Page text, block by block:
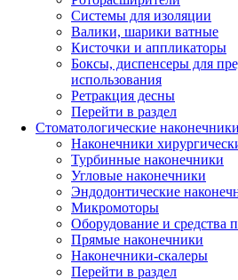
Системы для изоляции
Валики, шарики ватные
Кисточки и аппликаторы
Боксы, диспенсеры для
использования
Ретракция десны
Перейти в раздел
Стоматологические наконечники
Наконечники
Турбинные наконечники
Угловые наконечники
Эндодонтические
Микромоторы
Оборудование и средства
Прямые наконечники
Наконечники-скалеры
Перейти в раздел